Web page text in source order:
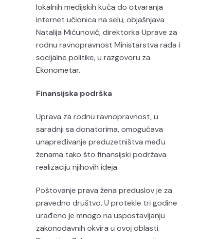
lokalnih medijskih kuća do otvaranja
internet učionica na selu, objašnjava
Natalija Mićunović, direktorka Uprave za
rodnu ravnopravnost Ministarstva rada i
socijalne politike, u razgovoru za
Ekonometar.
Finansijska podrška
Uprava za rodnu ravnopravnost, u
saradnji sa donatorima, omogućava
unapređivanje preduzetništva među
ženama tako što finansijski podržava
realizaciju njihovih ideja.
Poštovanje prava žena preduslov je za
pravedno društvo. U protekle tri godine
urađeno je mnogo na uspostavljanju
zakonodavnih okvira u ovoj oblasti.